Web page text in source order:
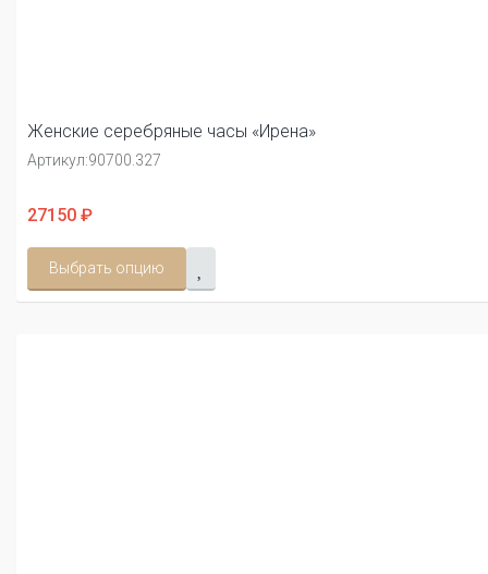
Женские серебряные часы «Ирена»
Артикул:90700.327
27150 ₽
Выбрать опцию